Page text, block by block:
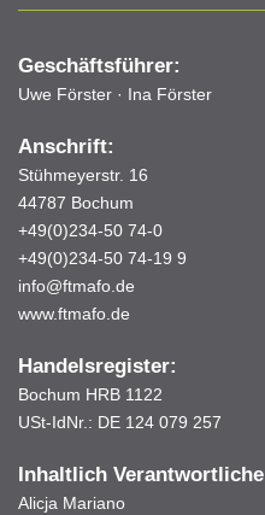
Geschäftsführer:
Uwe Förster · Ina Förster
Anschrift:
Stühmeyerstr. 16
44787 Bochum
+49(0)234-50 74-0
+49(0)234-50 74-19 9
info@ftmafo.de
www.ftmafo.de
Handelsregister:
Bochum HRB 1122
USt-IdNr.: DE 124 079 257
Inhaltlich
Alicja Mariano